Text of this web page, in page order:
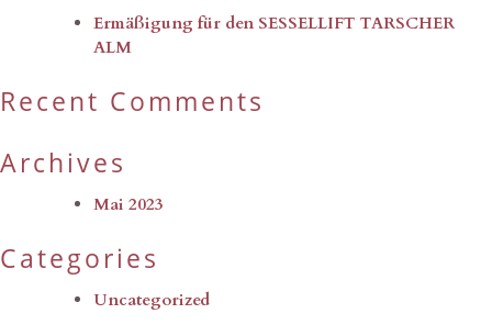
Ermäßigung für den SESSELLIFT TARSCHER
ALM
Recent Comments
Archives
Mai 2023
Categories
Uncategorized